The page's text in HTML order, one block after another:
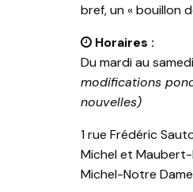
bref, un « bouillon
Horaires :
Du mardi au
modifications
nouvelles)
1 rue Frédéric
Michel et Maubert-
Michel-Notre